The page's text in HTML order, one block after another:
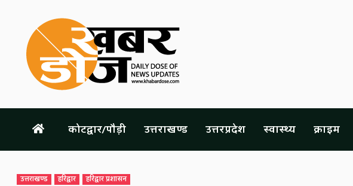
content
कोटद्वार/पौड़ी उत्तराखण्ड उत्तरप्रदेश स्वास्थ्य क्राइम
उत्तराखण्ड हरिद्वार हरिद्वार प्रशासन